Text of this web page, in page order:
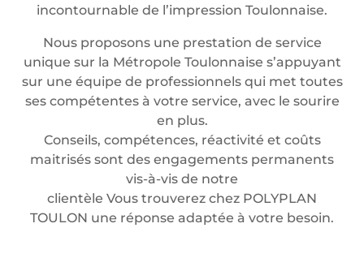
incontournable de l’impression Toulonnaise.
Nous proposons une prestation de service
unique sur la Métropole Toulonnaise s’appuyant
sur une équipe de professionnels qui met toutes
ses compétentes à votre service, avec le sourire
en plus.
Conseils, compétences, réactivité et coûts
maitrisés sont des engagements permanents
vis-à-vis de notre
clientèle Vous trouverez chez POLYPLAN
TOULON une réponse adaptée à votre besoin.